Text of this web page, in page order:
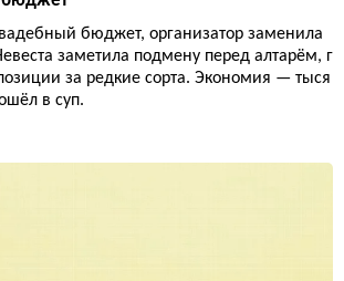
бюджет, организатор заменила
заметила подмену перед алтарём, г
за редкие сорта. Экономия — тыся
в суп.